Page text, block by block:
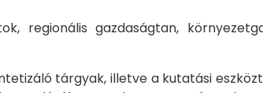
regionális gazdaságtan,
tárgyak, illetve a kutatási